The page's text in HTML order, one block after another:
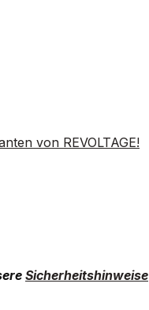
von REVOLTAGE!
Sicherheitshinweise